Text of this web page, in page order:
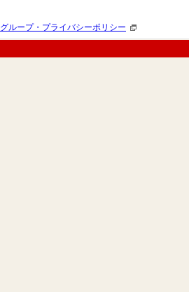
グループ・プライバシーポリシー